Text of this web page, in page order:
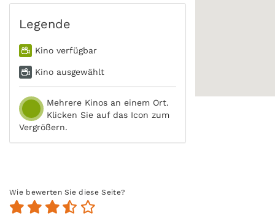
Legende
Kino verfügbar
Kino ausgewählt
Mehrere Kinos an einem Ort.
Klicken Sie auf das Icon zum
Vergrößern.
Wie bewerten Sie diese Seite?